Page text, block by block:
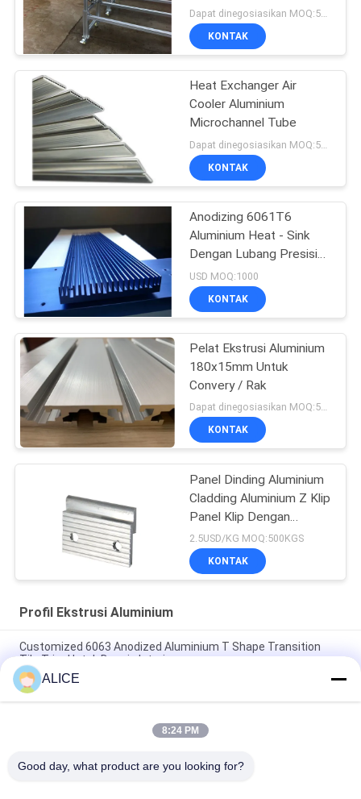
Dapat dinegosiasikan MOQ:500kgs
KONTAK
Heat Exchanger Air
Cooler Aluminium
Microchannel Tube
KONTAK
Anodizing 6061T6
Aluminium Heat - Sink
Dengan Lubang Presisi
CNC
USD MOQ:1000
KONTAK
Pelat Ekstrusi Aluminium
180x15mm Untuk
Convery / Rak
Dapat dinegosiasikan MOQ:500KGS
KONTAK
Panel Dinding Aluminium
Cladding Aluminium Z Klip
Panel Klip Dengan
Lubang Pengeboran
2.5USD/KG MOQ:500KGS
KONTAK
Profil Ekstrusi Aluminium
Customized 6063 Anodized Aluminium T Shape Transition
Tile Trim Untuk Desain Interior
Konstruksi Pintu Aluminium Profil Sliding Glass Door Extrusion
Slim Profile
6063 powder coating profil tabung persegi aluminium butiran
ALICE
8:24 PM
Good day, what product are you looking for?